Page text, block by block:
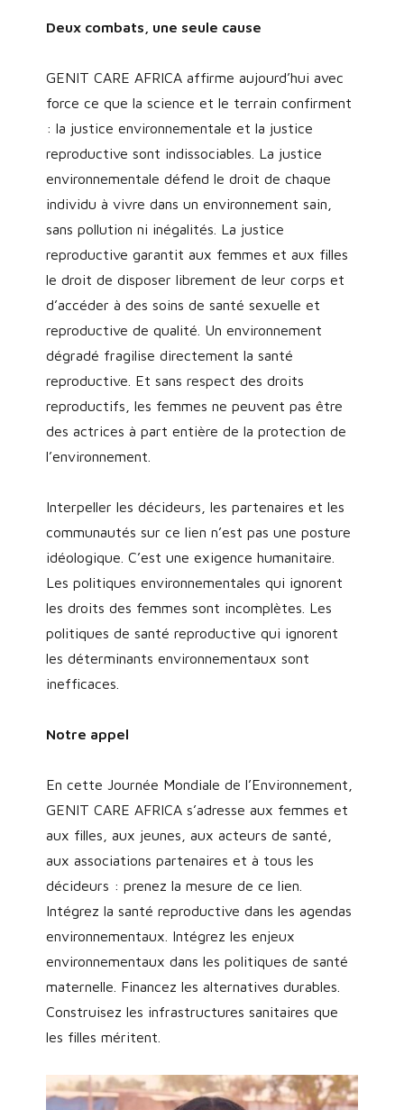
Deux combats, une seule cause
GENIT CARE AFRICA affirme aujourd’hui avec
force ce que la science et le terrain confirment
: la justice environnementale et la justice
reproductive sont indissociables. La justice
environnementale défend le droit de chaque
individu à vivre dans un environnement sain,
sans pollution ni inégalités. La justice
reproductive garantit aux femmes et aux filles
le droit de disposer librement de leur corps et
d’accéder à des soins de santé sexuelle et
reproductive de qualité. Un environnement
dégradé fragilise directement la santé
reproductive. Et sans respect des droits
reproductifs, les femmes ne peuvent pas être
des actrices à part entière de la protection de
l’environnement.
Interpeller les décideurs, les partenaires et les
communautés sur ce lien n’est pas une posture
idéologique. C’est une exigence humanitaire.
Les politiques environnementales qui ignorent
les droits des femmes sont incomplètes. Les
politiques de santé reproductive qui ignorent
les déterminants environnementaux sont
inefficaces.
Notre appel
En cette Journée Mondiale de l’Environnement,
GENIT CARE AFRICA s’adresse aux femmes et
aux filles, aux jeunes, aux acteurs de santé,
aux associations partenaires et à tous les
décideurs : prenez la mesure de ce lien.
Intégrez la santé reproductive dans les agendas
environnementaux. Intégrez les enjeux
environnementaux dans les politiques de santé
maternelle. Financez les alternatives durables.
Construisez les infrastructures sanitaires que
les filles méritent.